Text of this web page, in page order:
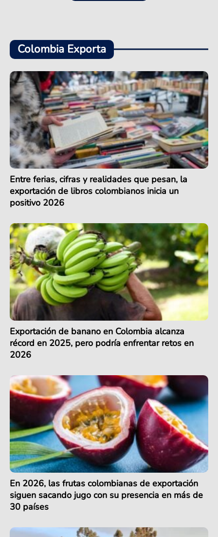
Colombia Exporta
Entre ferias, cifras y realidades que pesan, la
exportación de libros colombianos inicia un
positivo 2026
Exportación de banano en Colombia alcanza
récord en 2025, pero podría enfrentar retos en
2026
En 2026, las frutas colombianas de exportación
siguen sacando jugo con su presencia en más de
30 países